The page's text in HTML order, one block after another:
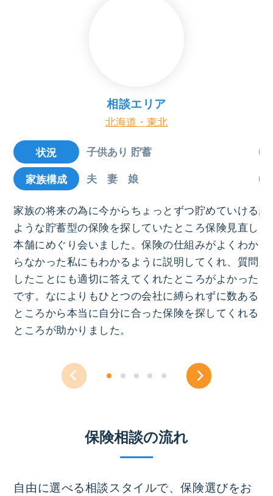
相談エリア
北海道・東北
状況
子供あり 貯蓄
家族構成
夫 妻 娘
家族の将来の為に今からちょっとずつ貯めていける
ような貯蓄型の保険を探していたところ保険見直し
本舗にめぐり会いました。保険の仕組みがよくわか
らなかった私にもわかるように説明してくれ、質問
したことにも適切に答えてくれたところがよかった
です。なによりもひとつの会社に縛られずに数ある
ところから本当に自分に合った保険を探してくれる
ところが助かりました。
結
来
保険相談の流れ
自由に選べる相談スタイルで、保険選びをお